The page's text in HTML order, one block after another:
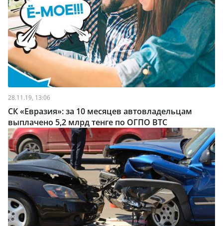
28.11.19, 13:06
СК «Евразия»: за 10 месяцев автовладельцам
выплачено 5,2 млрд тенге по ОГПО ВТС